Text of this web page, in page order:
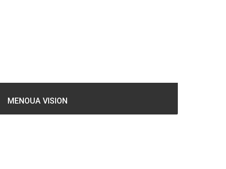
académique ce 10 Octobre 2022.